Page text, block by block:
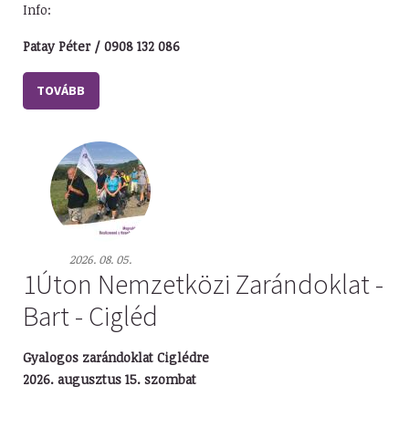
Info:
Patay Péter / 0908 132 086
TOVÁBB
2026. 08. 05.
1Úton Nemzetközi Zarándoklat -
Bart - Cigléd
Gyalogos zarándoklat Ciglédre
2026. augusztus 15. szombat